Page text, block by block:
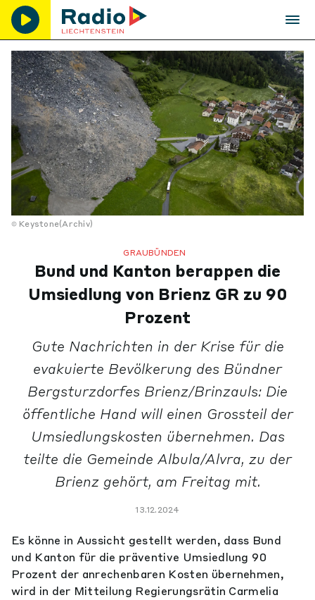
Keystone(Archiv)
GRAUBÜNDEN
Bund und Kanton berappen die
Umsiedlung von Brienz GR zu 90
Prozent
Gute Nachrichten in der Krise für die
evakuierte Bevölkerung des Bündner
Bergsturzdorfes Brienz/Brinzauls: Die
öffentliche Hand will einen Grossteil der
Umsiedlungskosten übernehmen. Das
teilte die Gemeinde Albula/Alvra, zu der
Brienz gehört, am Freitag mit.
13.12.2024
Es könne in Aussicht gestellt werden, dass Bund
und Kanton für die präventive Umsiedlung 90
Prozent der anrechenbaren Kosten übernehmen,
wird in der Mitteilung Regierungsrätin Carmelia